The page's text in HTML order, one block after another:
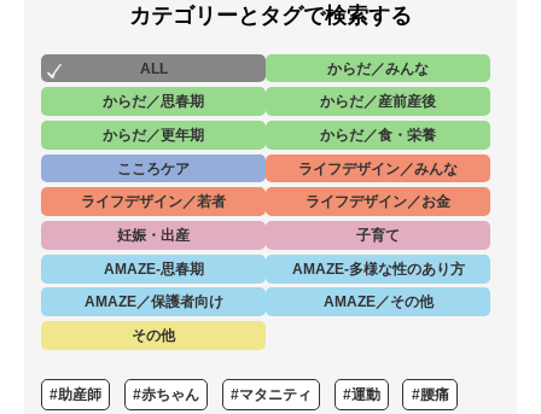
カテゴリーとタグで検索する
ALL
からだ／みんな
からだ／思春期
からだ／産前産後
からだ／更年期
からだ／食・栄養
こころケア
ライフデザイン／みんな
ライフデザイン／若者
ライフデザイン／お金
妊娠・出産
子育て
AMAZE-思春期
AMAZE-多様な性のあり方
AMAZE／保護者向け
AMAZE／その他
その他
#助産師 #赤ちゃん #マタニティ #運動 #腰痛